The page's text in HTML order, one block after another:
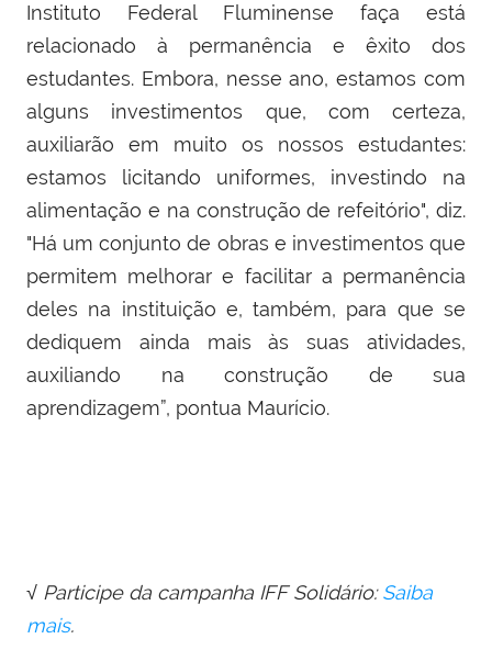
Instituto Federal Fluminense faça está
relacionado à permanência e êxito dos
estudantes. Embora, nesse ano, estamos com
alguns investimentos que, com certeza,
auxiliarão em muito os nossos estudantes:
estamos licitando uniformes, investindo na
alimentação e na construção de refeitório", diz.
"Há um conjunto de obras e investimentos que
permitem melhorar e facilitar a permanência
deles na instituição e, também, para que se
dediquem ainda mais às suas atividades,
auxiliando na construção de sua
aprendizagem”, pontua Maurício.
√ Participe da campanha IFF Solidário:Saiba
mais.